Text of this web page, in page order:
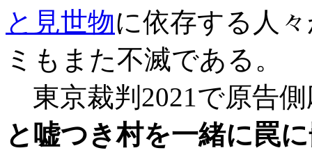
と見世物に依存する人
ミもまた不滅である。
東京裁判2021で原告
と嘘つき村を一緒に罠